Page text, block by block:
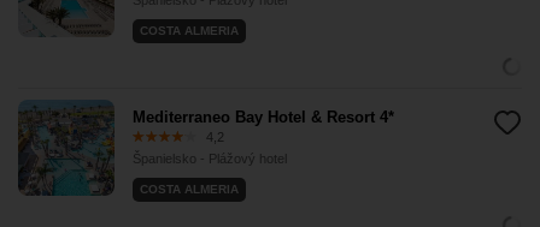
COSTA ALMERIA
Mediterraneo Bay Hotel & Resort 4*
4,2
Španielsko - Plážový hotel
COSTA ALMERIA